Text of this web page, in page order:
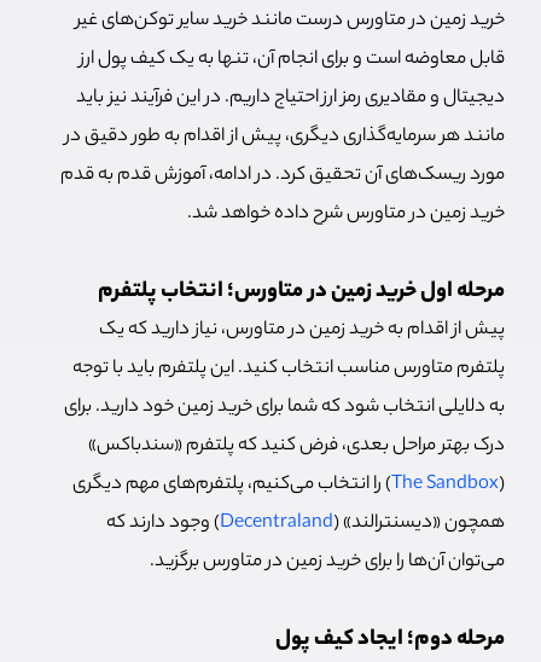
خرید زمین در متاورس درست مانند خرید سایر توکن‌‌های غیر
قابل معاوضه است و برای انجام آن، تنها به یک کیف پول ارز
دیجیتال و مقادیری رمز ارز احتیاج داریم. در این فرآیند نیز باید
مانند هر سرمایه‌گذاری دیگری، پیش از اقدام به طور دقیق در
مورد ریسک‌های آن تحقیق کرد. در ادامه، آموزش قدم به قدم
خرید زمین در متاورس شرح داده خواهد شد.
مرحله اول خرید زمین در متاورس؛ انتخاب پلتفرم
پیش از اقدام به خرید زمین در متاورس، نیاز دارید که یک
پلتفرم متاورس مناسب انتخاب کنید. این پلتفرم باید با توجه
به دلایلی انتخاب شود که شما برای خرید زمین خود دارید. برای
درک بهتر مراحل بعدی، فرض کنید که پلتفرم «سندباکس»
(
The Sandbox) را انتخاب می‌کنیم، پلتفرم‌های مهم دیگری
همچون «دیسنترالند» (Decentraland) وجود دارند که
می‌توان آن‌ها را برای خرید زمین در متاورس برگزید.
مرحله دوم؛ ایجاد کیف پول